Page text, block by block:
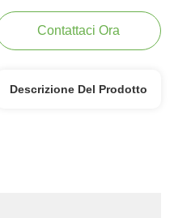
Contattaci Ora
Descrizione Del Prodotto